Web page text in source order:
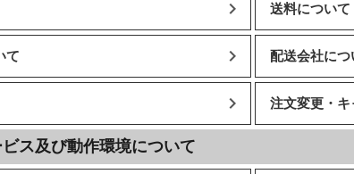
送料について
て 配送会社につ
注文変更・
ス及び動作環境について